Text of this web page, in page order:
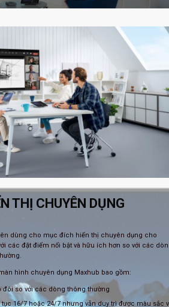
THỊ CHUYÊN DỤNG
dùng cho mục đích hiển thị chuyên dụng cho
các đặt điểm nổi bật và hữu ích hơn so với các
hình chuyên dụng Maxhub bao gồm:
đôi so với các dòng thông thường
16/7 hoặc 24/7 nhưng vẫn duy trì được màu sắc